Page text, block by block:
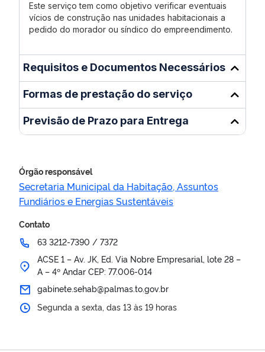
Este serviço tem como objetivo verificar eventuais
vícios de construção nas unidades habitacionais a
pedido do morador ou síndico do empreendimento.
Requisitos e Documentos Necessários
Formas de prestação do serviço
Previsão de Prazo para Entrega
Órgão responsável
Secretaria Municipal da Habitação, Assuntos
Fundiários e Energias Sustentáveis
Contato
63 3212-7390 / 7372
ACSE 1 – Av. JK, Ed. Via Nobre Empresarial, lote 28 –
A – 4º Andar CEP: 77.006-014
gabinete.sehab@palmas.to.gov.br
Segunda a sexta, das 13 às 19 horas